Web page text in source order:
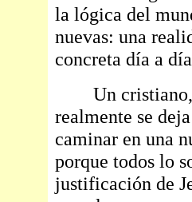
la lógica del
nuevas: una
concreta día a
Un cristiano,
realmente se
caminar en una
porque todos lo
justificación de